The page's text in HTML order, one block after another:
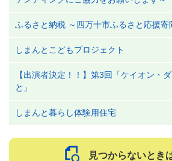
ふるさと納税 ～四万十市ふるさと応援寄
しまんとこどもプロジェクト
【出演者決定！！】第3回「ケイオン・
と」
しまんと暮らし体験用住宅
見つからないとき